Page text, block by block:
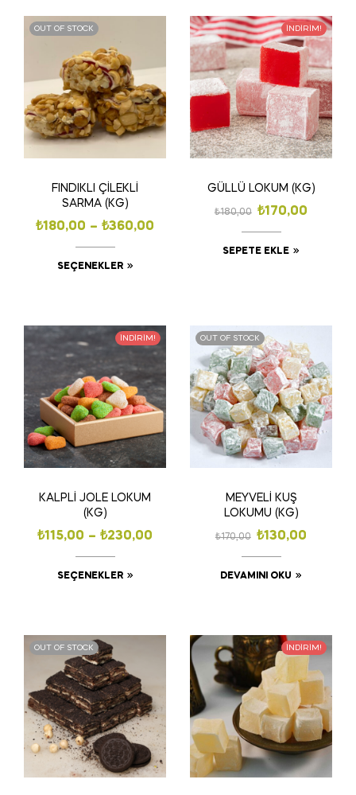
OUT OF STOCK
FINDIKLI ÇİLEKLİ
SARMA (KG)
₺180,00 – ₺360,00
SEÇENEKLER
İNDIRIM!
GÜLLÜ LOKUM (KG)
₺180,00 ₺170,00
SEPETE EKLE
İNDIRIM!
KALPLİ JOLE LOKUM
(KG)
₺115,00 – ₺230,00
SEÇENEKLER
OUT OF STOCK
MEYVELİ KUŞ
LOKUMU (KG)
₺170,00 ₺130,00
DEVAMINI OKU
OUT OF STOCK İNDIRIM!